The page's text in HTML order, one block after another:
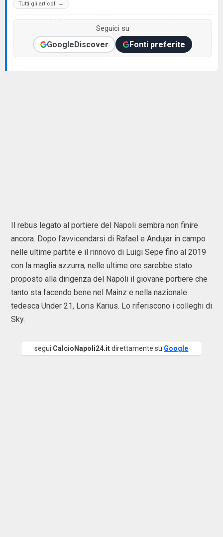
Tutti gli articoli →
Seguici su
GoogleDiscover Fonti preferite
Il rebus legato al portiere del Napoli sembra non finire
ancora. Dopo l'avvicendarsi di Rafael e Andujar in campo
nelle ultime partite e il rinnovo di Luigi Sepe fino al 2019
con la maglia azzurra, nelle ultime ore sarebbe stato
proposto alla dirigenza del Napoli il giovane portiere che
tanto sta facendo bene nel Mainz e nella nazionale
tedesca Under 21, Loris Karius. Lo riferiscono i colleghi di
Sky.
segui CalcioNapoli24.itdirettamente su Google